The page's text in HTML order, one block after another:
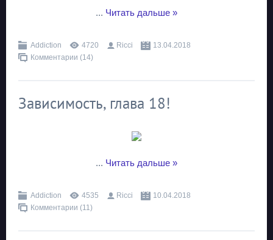
... Читать дальше »
Addiction 4720 Ricci
13.04.2018
Комментарии (14)
Зависимость, глава 18!
... Читать дальше »
Addiction 4535 Ricci
10.04.2018
Комментарии (11)